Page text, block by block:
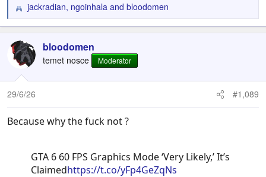
R
e
c
t
o
n
jackradian, ngoinhala and bloodomen
bloodomen
temet nosce Moderator
29/6/26 #1,089
Because why the fuck not ?
GTA 6 60 FPS Graphics Mode ‘Very Likely,’ It’s
Claimedhttps://t.co/yFp4GeZqNs